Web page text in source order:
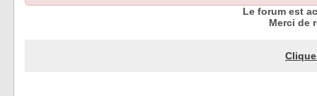
Le forum est
Merci de